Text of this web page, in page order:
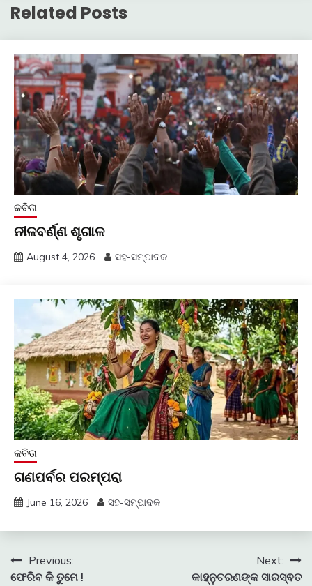
Related Posts
କବିତା
ନୀଳବର୍ଣ୍ଣ ଶୃଗାଳ
August 4, 2026 ସହ-ସମ୍ପାଦକ
କବିତା
ଗଣପର୍ବର ପରମ୍ପରା
June 16, 2026 ସହ-ସମ୍ପାଦକ
PostPrevious:
ଫେରିବ କି ତୁମେ !
Next:
କାହ୍ନୁଚରଣଙ୍କ ସାରସ୍ଵତ